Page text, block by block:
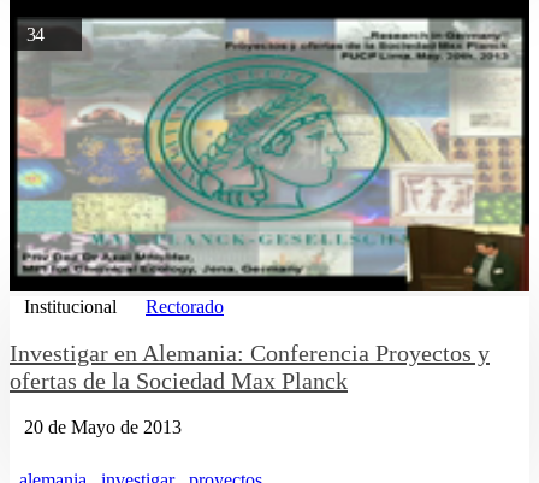
34
Institucional Rectorado
Investigar en Alemania: Conferencia Proyectos y
ofertas de la Sociedad Max Planck
20 de Mayo de 2013